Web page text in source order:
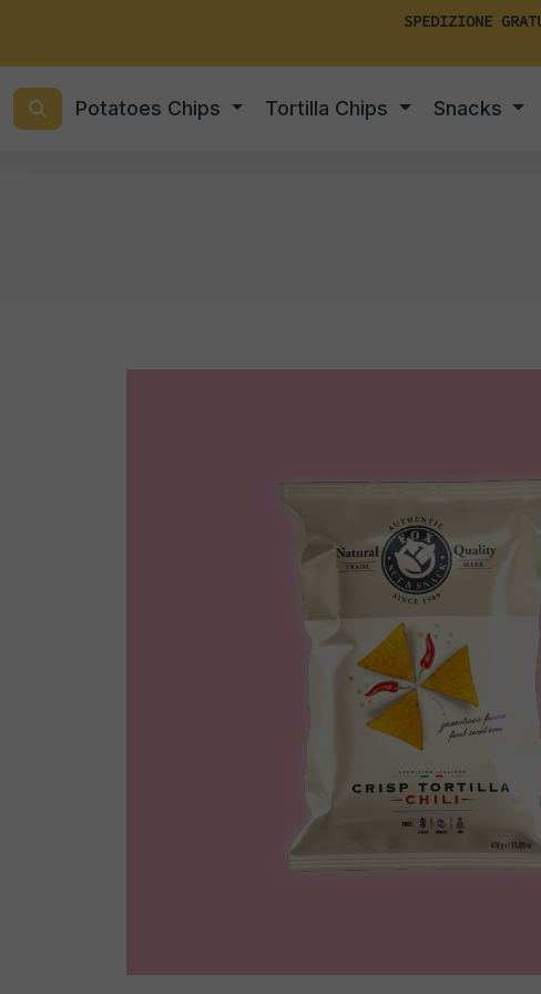
SPEDIZIONE
Potatoes Chips Tortilla Chips Snacks